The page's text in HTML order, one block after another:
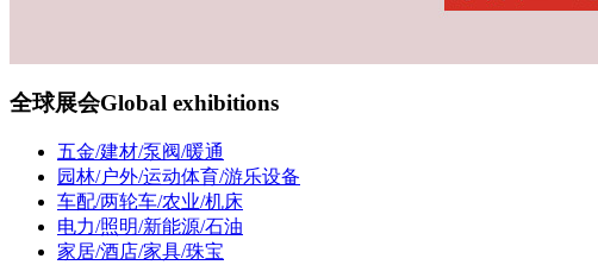
全球展会Global exhibitions
五金/建材/泵阀/暖通
园林/户外/运动体育/游乐设备
车配/两轮车/农业/机床
电力/照明/新能源/石油
家居/酒店/家具/珠宝